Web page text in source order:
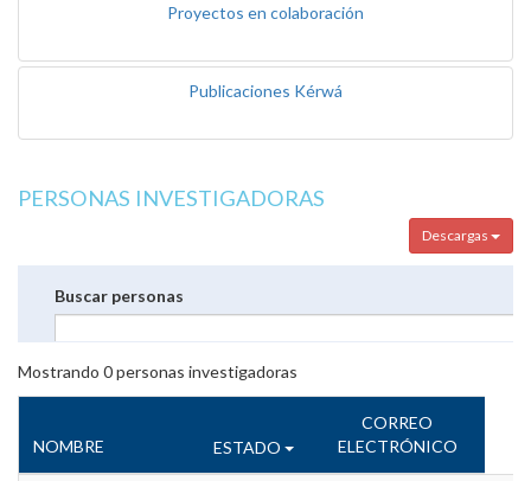
Proyectos en colaboración
Publicaciones Kérwá
PERSONAS INVESTIGADORAS
Descargas
Buscar personas
Mostrando 0personas investigadoras
NOMBRE ESTADO
CORREO
ELECTRÓNICO